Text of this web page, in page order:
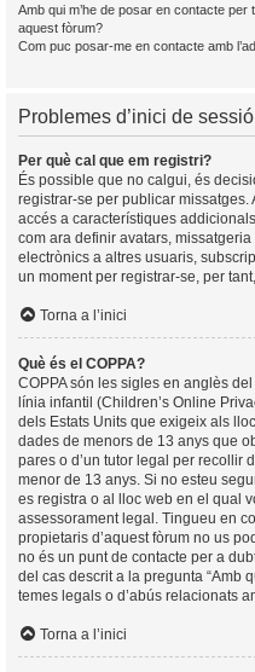
Amb qui m’he de posar en contacte
aquest fòrum?
Com puc posar-me en contacte amb
Problemes d’inici de
Per què cal que em registri?
És possible que no calgui, és
registrar-se per publicar missatges.
accés a característiques
com ara definir avatars,
electrònics a altres usuaris,
un moment per registrar-se, per
Torna a l’inici
Què és el COPPA?
COPPA són les sigles en anglès
línia infantil (Children’s Online
dels Estats Units que exigeix als
dades de menors de 13 anys que
pares o d’un tutor legal per recollir
menor de 13 anys. Si no esteu
es registra o al lloc web en el qual
assessorament legal. Tingueu en
propietaris d’aquest fòrum no us
no és un punt de contacte per a
del cas descrit a la pregunta “Amb
temes legals o d’abús relacionats
Torna a l’inici